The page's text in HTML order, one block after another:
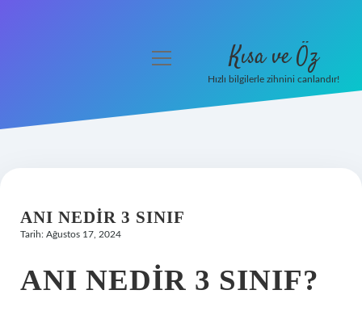
Hakkımızda
menüyü
Kısa ve Öz
Hızlı bilgilerle zihnini canlandır!
ANI NEDIR 3 SINIF
Tarih: Ağustos 17, 2024
ANI NEDIR 3 SINIF?